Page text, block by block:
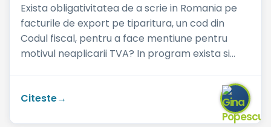
Exista obligativitatea de a scrie in Romania pe
facturile de export pe tiparitura, un cod din
Codul fiscal, pentru a face mentiune pentru
motivul neaplicarii TVA? In program exista si
Citeste